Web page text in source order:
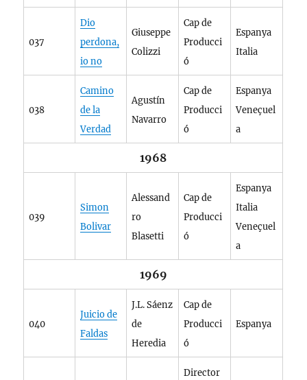
037
Dio
perdona,
io no
Giuseppe
Colizzi
Cap de
Producci
ó
Espanya
Italia
038
Camino
de la
Verdad
Agustín
Navarro
Cap de
Producci
ó
Espanya
Veneçuel
a
1968
039
Simon
Bolivar
Alessand
ro
Blasetti
Cap de
Producci
ó
Espanya
Italia
Veneçuel
a
1969
040
Juicio de
Faldas
J.L. Sáenz
de
Heredia
Cap de
Producci
ó
Espanya
Director